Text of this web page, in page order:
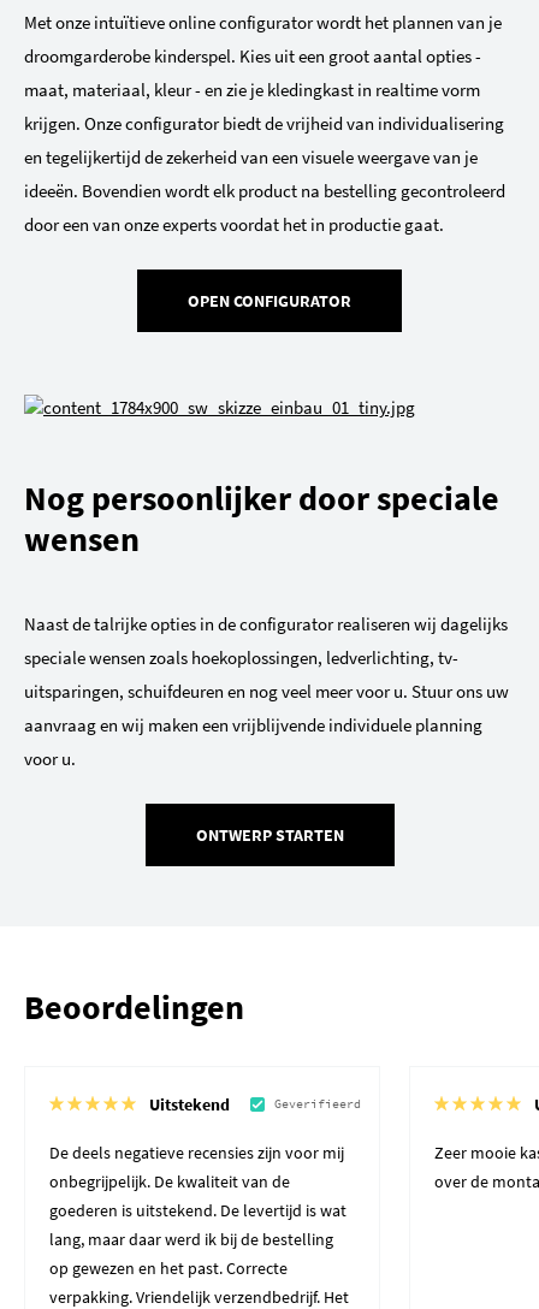
Met onze intuïtieve online configurator wordt het plannen van je
droomgarderobe kinderspel. Kies uit een groot aantal opties -
maat, materiaal, kleur - en zie je kledingkast in realtime vorm
krijgen. Onze configurator biedt de vrijheid van individualisering
en tegelijkertijd de zekerheid van een visuele weergave van je
ideeën. Bovendien wordt elk product na bestelling gecontroleerd
door een van onze experts voordat het in productie gaat.
OPEN CONFIGURATOR
Nog persoonlijker door speciale
wensen
Naast de talrijke opties in de configurator realiseren wij dagelijks
speciale wensen zoals hoekoplossingen, ledverlichting, tv-
uitsparingen, schuifdeuren en nog veel meer voor u. Stuur ons uw
aanvraag en wij maken een vrijblijvende individuele planning
voor u.
ONTWERP STARTEN
Beoordelingen
Uitstekend Geverifieerd
De deels negatieve recensies zijn voor mij
onbegrijpelijk. De kwaliteit van de
goederen is uitstekend. De levertijd is wat
lang, maar daar werd ik bij de bestelling
op gewezen en het past. Correcte
verpakking. Vriendelijk verzendbedrijf. Het
Zeer mooie
over de